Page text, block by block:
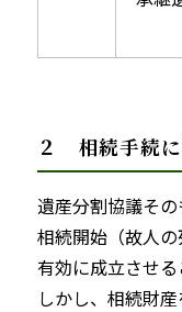
２ 相続手続
遺産分割協議その
相続開始（故人
有効に成立させる
しかし、相続財